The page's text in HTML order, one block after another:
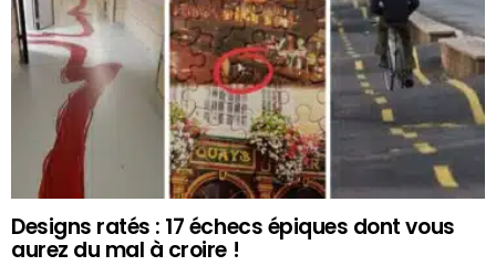
Designs ratés : 17 échecs épiques dont vous
aurez du mal à croire !